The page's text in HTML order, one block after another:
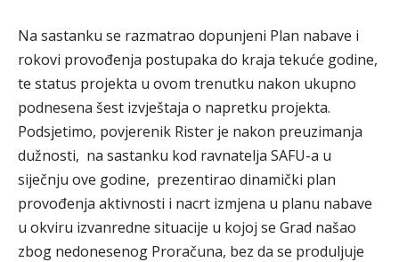
Na sastanku se razmatrao dopunjeni Plan nabave i
rokovi provođenja postupaka do kraja tekuće godine,
te status projekta u ovom trenutku nakon ukupno
podnesena šest izvještaja o napretku projekta.
Podsjetimo, povjerenik Rister je nakon preuzimanja
dužnosti, na sastanku kod ravnatelja SAFU-a u
siječnju ove godine, prezentirao dinamički plan
provođenja aktivnosti i nacrt izmjena u planu nabave
u okviru izvanredne situacije u kojoj se Grad našao
zbog nedonesenog Proračuna, bez da se produljuje